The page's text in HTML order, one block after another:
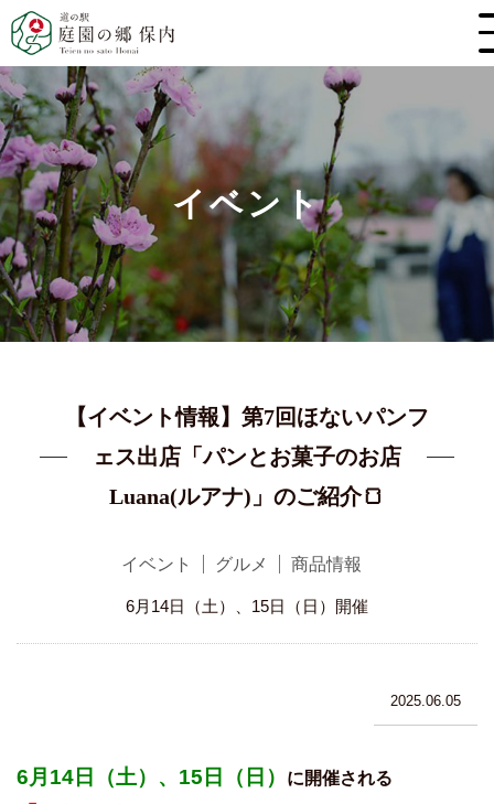
イベント
【イベント情報】第7回ほないパンフ
ェス出店「パンとお菓子のお店
Luana(ルアナ)」のご紹介🍞
イベント グルメ 商品情報
6月14日（土）、15日（日）開催
2025.06.05
6月14日（土）、15日（日） に開催される